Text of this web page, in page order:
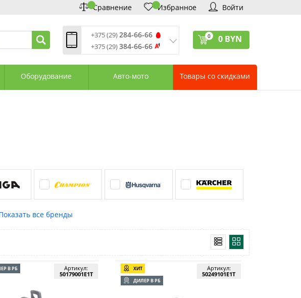
Сравнение Избранное Войти
+375 (29)284-66-66
+375 (29)384-66-66
Сб: 10:00—18:00
0 0 BYN
Оборудование Авто-мото Товары со скидками
В РБ
Артикул:
50179001E1T
ХИТ
ДИЛЕР В РБ
Артикул:
50249101E1T